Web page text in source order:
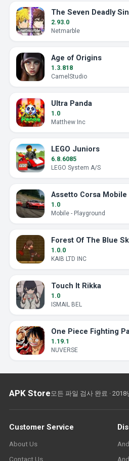
The Seven Deadly
2.93.0
Netmarble
Age of Origins
1.3.818
CamelStudio
Ultra Panda
1.0
Matthew Inc
LEGO Juniors
6.8.6085
LEGO System A/S
Assetto Corsa Mobile
1.0
Mobile - Playground
Forest Of The Blue
1.0.0
KAIB LTD INC
Touch It Rikka
1.0
ISMAIL BEL
One Piece Fighting
1.19.1
NUVERSE
APK Store 모든 파일 검사 완료 ·
Customer Service
About Us
Contact Us